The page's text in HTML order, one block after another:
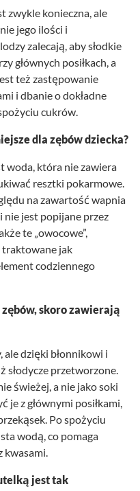
zwykle konieczna, ale
jego ilości i
zalecają, aby słodkie
głównych posiłkach, a
też zastępowanie
i dbanie o dokładne
cukrów.
dla zębów dziecka?
woda, która nie zawiera
resztki pokarmowe.
na zawartość wapnia
nie jest popijane przez
te „owocowe”,
traktowane jak
codziennego
zębów, skoro zawierają
dzięki błonnikowi i
słodycze przetworzone.
świeżej, a nie jako soki
je z głównymi posiłkami,
Po spożyciu
wodą, co pomaga
kwasami.
jest tak